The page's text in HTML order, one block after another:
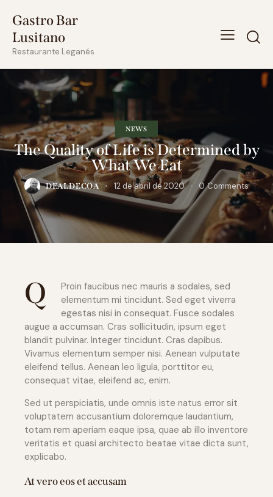
Gastro Bar
Lusitano
Restaurante Leganés
NEWS
The Quality of Life is Determined by
What We Eat
DEALDECOA 12 de abril de 2020 0 Comments
Q
Proin faucibus nec mauris a sodales, sed
elementum mi tincidunt. Sed eget viverra
egestas nisi in consequat. Fusce sodales
augue a accumsan. Cras sollicitudin, ipsum eget
blandit pulvinar. Integer tincidunt. Cras dapibus.
Vivamus elementum semper nisi. Aenean vulputate
eleifend tellus. Aenean leo ligula, porttitor eu,
consequat vitae, eleifend ac, enim.
Sed ut perspiciatis, unde omnis iste natus error sit
voluptatem accusantium doloremque laudantium,
totam rem aperiam eaque ipsa, quae ab illo inventore
veritatis et quasi architecto beatae vitae dicta sunt,
explicabo.
At vero eos et accusam